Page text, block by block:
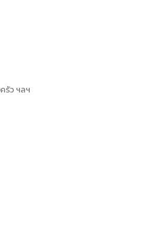
รัว ฯลฯ